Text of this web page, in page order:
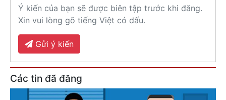
Ý kiến của bạn sẽ được biên tập trước khi đăng.
Xin vui lòng gõ tiếng Việt có dấu.
Gửi ý kiến
Các tin đã đăng